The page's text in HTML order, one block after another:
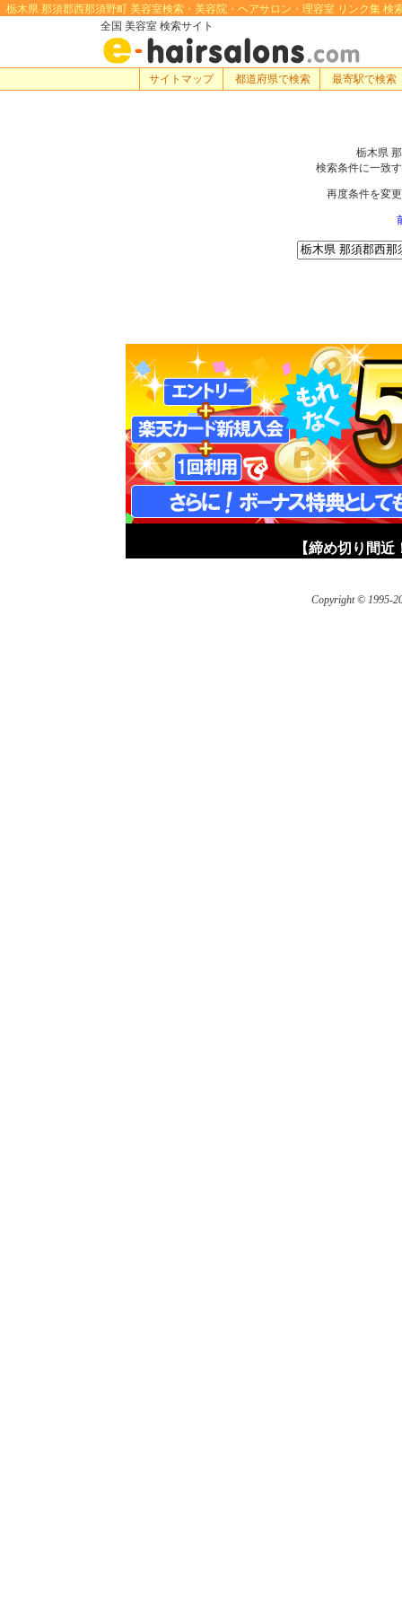
栃木県 那須郡西那須野町 美容室検索・美容院・ヘアサロン・理容室 リンク集 検
全国 美容室 検索サイト
サイトマップ 都道府県で検索 最寄駅で検索
栃木県
検索条件に一致
再度条件を変
【締め切り間
Copyright © 1995-